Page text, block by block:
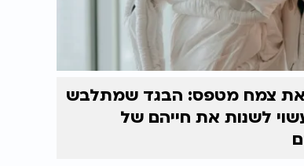
צמח מטפס: הבגד שמתלבש
לשנות את חייהם של